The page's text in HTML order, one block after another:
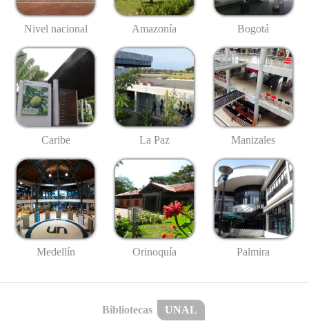
Nivel nacional Amazonía Bogotá
Caribe La Paz Manizales
Medellín Orinoquía Palmira
Bibliotecas UNAL